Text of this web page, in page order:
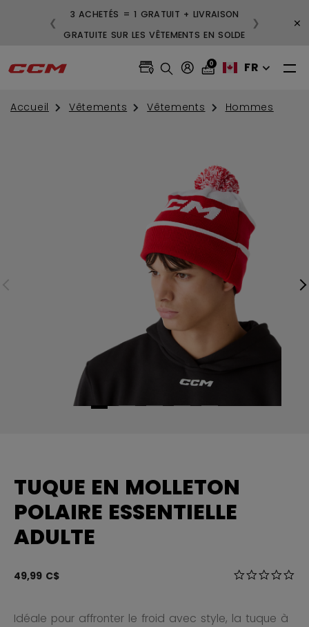
3 ACHETÉS = 1 GRATUIT + LIVRAISON
GRATUITE SUR LES VÊTEMENTS EN SOLDE
❮ ❯ ×
0 FR
Accueil Vêtements Vêtements Hommes
TUQUE EN MOLLETON
POLAIRE ESSENTIELLE
ADULTE
49,99 C$ 3,9 sur 5
Idéale pour affronter le froid avec style, la tuque à